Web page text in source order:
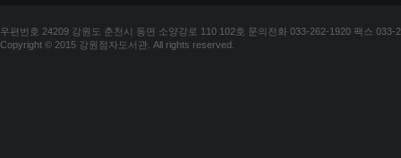
우편번호 24209 강원도 춘천시 동면 소양강로 110 102호 문의전화 033-262-1920 팩스 033-
Copyright © 2015 강원점자도서관. All rights reserved.